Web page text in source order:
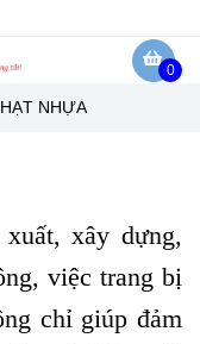
0
NHỰA
xây dựng,
việc trang bị
chỉ giúp đảm